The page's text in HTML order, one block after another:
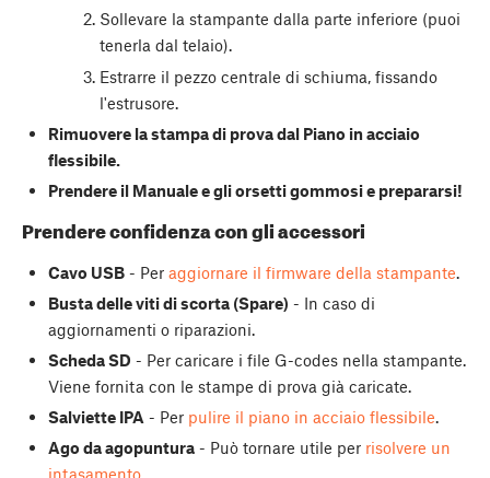
Sollevare la stampante dalla parte inferiore (puoi
tenerla dal telaio).
Estrarre il pezzo centrale di schiuma, fissando
l'estrusore.
Rimuovere la stampa di prova dal Piano in acciaio
flessibile.
Prendere il Manuale e gli orsetti gommosi e prepararsi!
Prendere confidenza con gli accessori
Cavo USB- Per aggiornare il firmware della stampante.
Busta delle viti di scorta (Spare) - In caso di
aggiornamenti o riparazioni.
Scheda SD - Per caricare i file G-codes nella stampante.
Viene fornita con le stampe di prova già caricate.
Salviette IPA - Per pulire il piano in acciaio flessibile.
Ago da agopuntura- Può tornare utile per risolvere un
intasamento.